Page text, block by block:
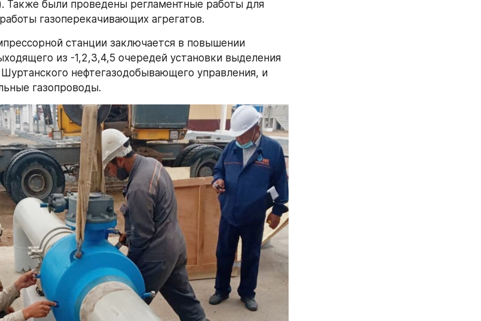
Также были проведены регламентные работы для
газоперекачивающих агрегатов.
станции заключается в повышении
из -1,2,3,4,5 очередей установки выделения
нефтегазодобывающего управления, и
газопроводы.